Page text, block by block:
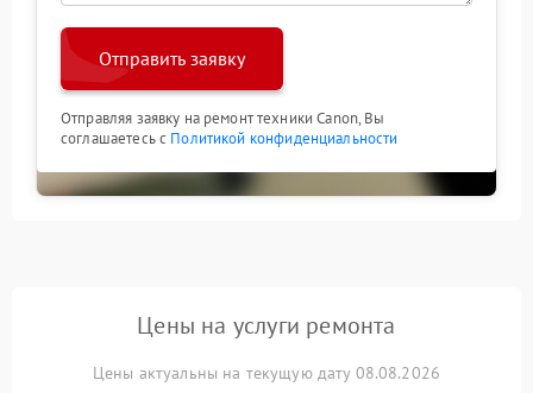
Отправить заявку
Отправляя заявку на ремонт техники Canon, Вы
соглашаетесь с Политикой конфиденциальности
Цены на услуги ремонта
Цены актуальны на текущую дату 08.08.2026